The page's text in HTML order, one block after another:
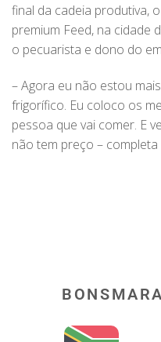
final da cadeia produtiva,
premium Feed, na cidade
o pecuarista e dono do
– Agora eu não estou
frigorífico. Eu coloco os
pessoa que vai comer. E
não tem preço –